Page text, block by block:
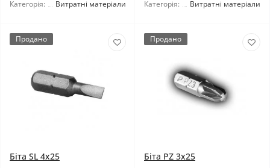
Категорія:
Витратні матеріали
Категорія:
Витратні матеріали
Продано
Біта SL 4x25
Продано
Біта PZ 3x25